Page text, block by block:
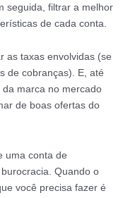
seguida, filtrar a melhor
de cada conta.
as taxas envolvidas (se
de cobranças). E, até
marca no mercado
de boas ofertas do
uma conta de
Quando o
você precisa fazer é